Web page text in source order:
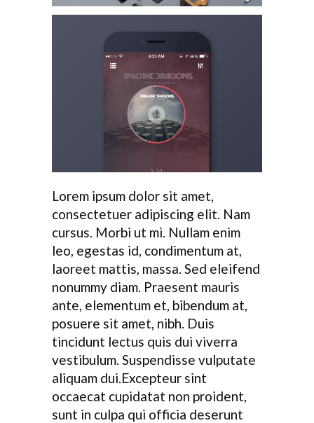
Lorem ipsum dolor sit amet,
consectetuer adipiscing elit. Nam
cursus. Morbi ut mi. Nullam enim
leo, egestas id, condimentum at,
laoreet mattis, massa. Sed eleifend
nonummy diam. Praesent mauris
ante, elementum et, bibendum at,
posuere sit amet, nibh. Duis
tincidunt lectus quis dui viverra
vestibulum. Suspendisse vulputate
aliquam dui.Excepteur sint
occaecat cupidatat non proident,
sunt in culpa qui officia deserunt